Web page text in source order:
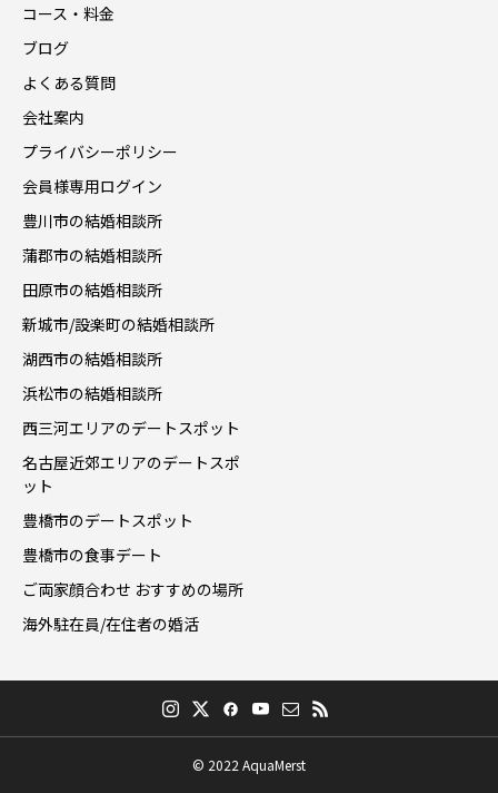
コース・料金
ブログ
よくある質問
会社案内
プライバシーポリシー
会員様専用ログイン
豊川市の結婚相談所
蒲郡市の結婚相談所
田原市の結婚相談所
新城市/設楽町の結婚相談所
湖西市の結婚相談所
浜松市の結婚相談所
西三河エリアのデートスポット
名古屋近郊エリアのデートスポ
ット
豊橋市のデートスポット
豊橋市の食事デート
ご両家顔合わせ おすすめの場所
海外駐在員/在住者の婚活
© 2022 AquaMerst